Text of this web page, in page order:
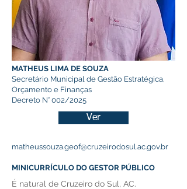
MATHEUS LIMA DE SOUZA
Secretário Municipal de Gestão Estratégica,
Orçamento e Finanças
Decreto N° 002/2025
Ver
matheussouza.geof@cruzeirodosul.ac.gov.br
MINICURRÍCULO DO GESTOR PÚBLICO
É natural de Cruzeiro do Sul, AC.